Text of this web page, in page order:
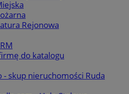
Rejonowa
do katalogu
- skup nieruchomości Ruda